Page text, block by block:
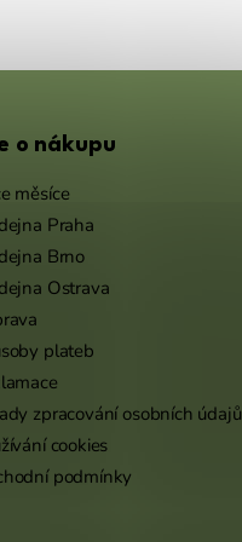
o nákupu
měsíce
Praha
Brno
Ostrava
plateb
zpracování osobních údajů
cookies
podmínky